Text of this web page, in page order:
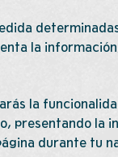
la
la
presentando la
durante tu